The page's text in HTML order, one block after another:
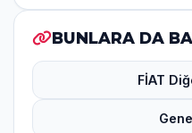
BUNLARA DA
FİAT